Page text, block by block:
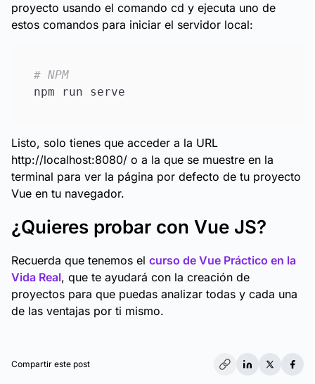
proyecto usando el comando cd y ejecuta uno de
estos comandos para iniciar el servidor local:
# NPM
Listo, solo tienes que acceder a la URL
http://localhost:8080/ o a la que se muestre en la
terminal para ver la página por defecto de tu proyecto
Vue en tu navegador.
¿Quieres probar con Vue JS?
Recuerda que tenemos el curso de Vue Práctico en la
Vida Real, que te ayudará con la creación de
proyectos para que puedas analizar todas y cada una
de las ventajas por ti mismo.
Compartir este post